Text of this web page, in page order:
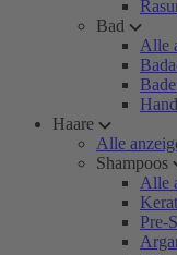
Bad
Alle
Haare
Alle
Shampoos
Alle
Pre-